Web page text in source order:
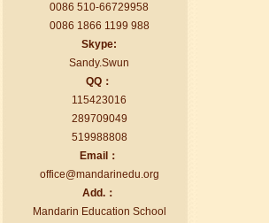
Florent, étudiant à Mandarin Edu
J'adore Mandarin Education School de
Wuxi. C'est la manière LA PLUS FA...
0086 510-66729958
0086 1866 1199 988
Skype:
Sandy.Swun
QQ：
115423016
289709049
519988808
Email：
office@mandarinedu.org
Add.：
Mandarin Education School